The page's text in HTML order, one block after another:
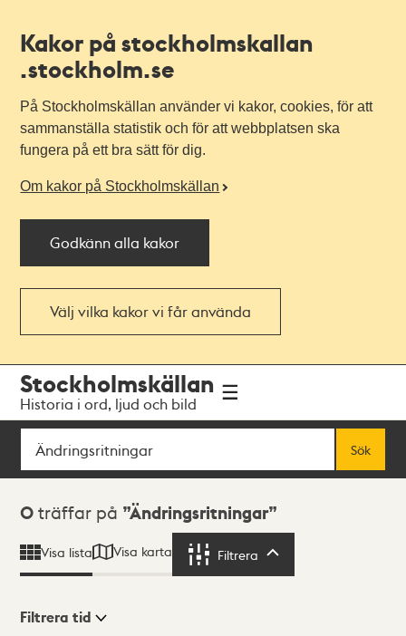
Kakor på stockholmskallan
.stockholm.se
På Stockholmskällan använder vi kakor, cookies, för att
sammanställa statistik och för att webbplatsen ska
fungera på ett bra sätt för dig.
Om kakor på Stockholmskällan
Godkänn alla kakor
Välj vilka kakor vi får använda
navigationen
huvudinnehållet
Stockholmskällan
Historia i ord, ljud och bild
Sök
Sök
Sökresultat
0 träffar på Ändringsritningar
Visa lista Visa karta Filtrera
Filtrera tid